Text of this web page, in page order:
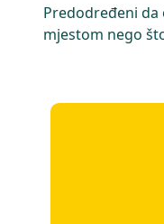
Predodređeni
mjestom nego